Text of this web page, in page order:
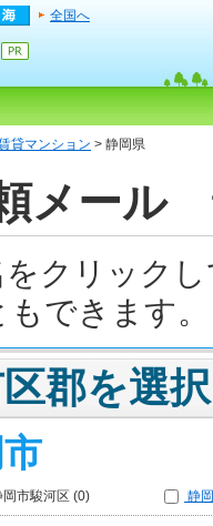
全国へ
貸マンション > 静岡県
メール
クリック
できます。
郡を選択
岡市駿河区 (0) 静